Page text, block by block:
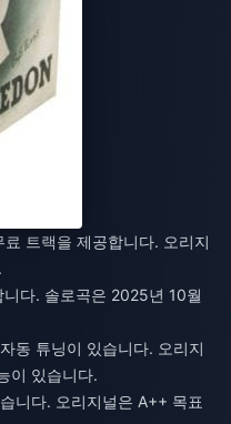
트랙을 제공합니다. 오리지
다. 솔로곡은 2025년 10월
동 튜닝이 있습니다. 오리지
이 있습니다.
니다. 오리지널은 A++ 목표